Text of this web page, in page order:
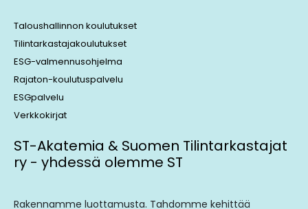
Taloushallinnon koulutukset
Tilintarkastajakoulutukset
ESG-valmennusohjelma
Rajaton-koulutuspalvelu
ESGpalvelu
Verkkokirjat
ST-Akatemia & Suomen Tilintarkastajat
ry - yhdessä olemme ST
Rakennamme luottamusta. Tahdomme kehittää